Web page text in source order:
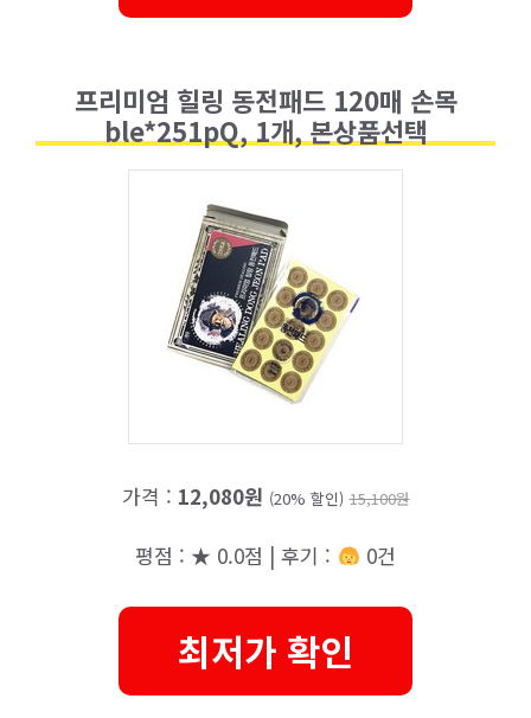
프리미엄 힐링 동전패드 120매 손목
ble*251pQ, 1개, 본상품선택
가격 : 12,080원 (20% 할인) 15,100원
평점 : ★ 0.0점 | 후기 : 0건
최저가 확인